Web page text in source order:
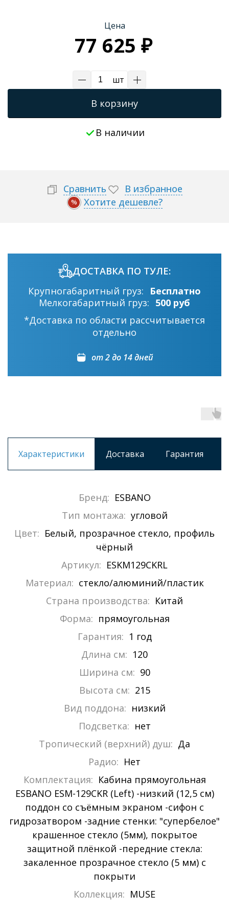
Цена
77 625 ₽
шт
В корзину
В наличии
Сравнить В избранное
% Хотите дешевле?
ДОСТАВКА ПО ТУЛЕ:
Крупногабаритный груз:
Бесплатно
Мелкогабаритный груз: 500 руб
*Доставка по области рассчитывается
отдельно
от 2 до 14 дней
Характеристики Доставка Гарантия
Бренд: ESBANO
Тип монтажа: угловой
Цвет: Белый, прозрачное стекло, профиль
чёрный
Артикул: ESKM129CKRL
Материал: стекло/алюминий/пластик
Страна производства: Китай
Форма: прямоугольная
Гарантия: 1 год
Длина см: 120
Ширина см: 90
Высота см: 215
Вид поддона: низкий
Подсветка: нет
Тропический (верхний) душ: Да
Радио: Нет
Комплектация: Кабина прямоугольная
ESBANO ESM-129CKR (Left) -низкий (12,5 см)
поддон со съёмным экраном -сифон с
гидрозатвором -задние стенки: "супербелое"
крашенное стекло (5мм), покрытое
защитной плёнкой -передние стекла:
закаленное прозрачное стекло (5 мм) с
покрыти
Коллекция: MUSE